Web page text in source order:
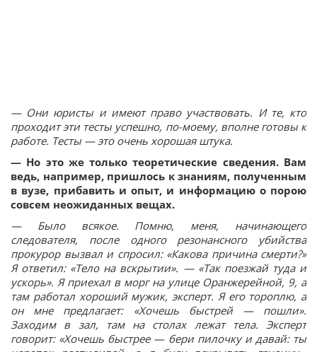
— Они юристы и имеют право участвовать. И те, кто
проходит эти тесты успешно, по-моему, вполне готовы к
работе. Тесты — это очень хорошая штука.
— Но это же только теоретические сведения. Вам
ведь, например, пришлось к знаниям, полученным
в вузе, прибавить и опыт, и информацию о порою
совсем неожиданных вещах.
— Было всякое. Помню, меня, начинающего
следователя, после одного резонансного убийства
прокурор вызвал и спросил: «Какова причина смерти?»
Я ответил: «Тело на вскрытии». — «Так поезжай туда и
ускорь». Я приехал в морг на улице Оранжерейной, 9, а
там работал хороший мужик, эксперт. Я его тороплю, а
он мне предлагает: «Хочешь быстрей — пошли».
Заходим в зал, там на столах лежат тела. Эксперт
говорит: «Хочешь быстрее — бери пилочку и давай: ты